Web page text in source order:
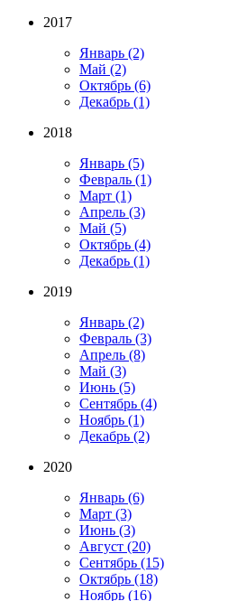
2017
Январь (2)
Май (2)
Октябрь (6)
Декабрь (1)
2018
Январь (5)
Февраль (1)
Март (1)
Апрель (3)
Май (5)
Октябрь (4)
Декабрь (1)
2019
Январь (2)
Февраль (3)
Апрель (8)
Май (3)
Июнь (5)
Сентябрь (4)
Ноябрь (1)
Декабрь (2)
2020
Январь (6)
Март (3)
Июнь (3)
Август (20)
Сентябрь (15)
Октябрь (18)
Ноябрь (16)